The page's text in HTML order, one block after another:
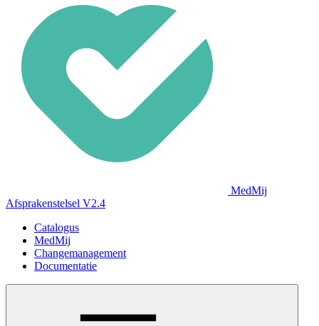
MedMij
Afsprakenstelsel V2.4
Catalogus
MedMij
Changemanagement
Documentatie